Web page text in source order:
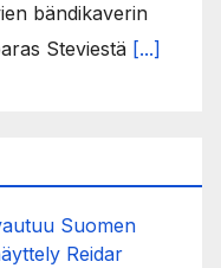
bändikaverin
Steviestä [...]
Suomen
Reidar